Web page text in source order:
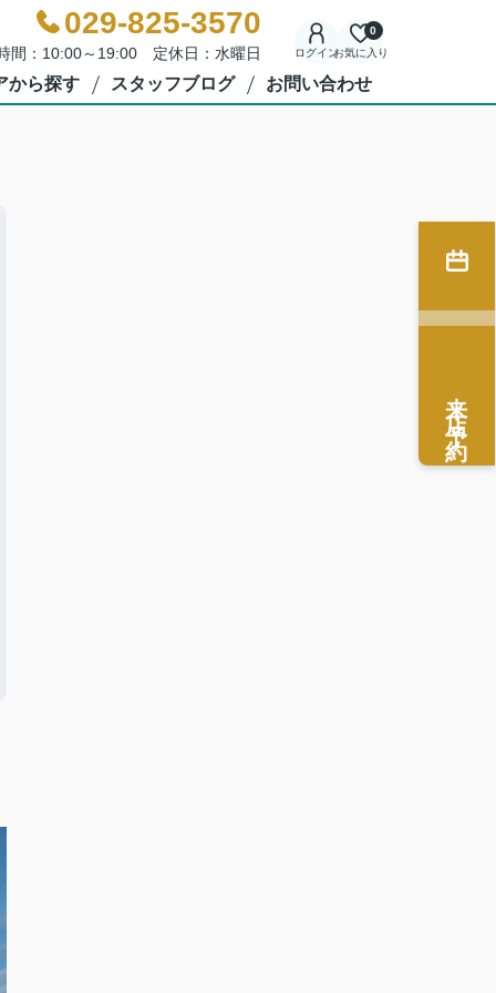
029-825-3570
間：10:00～19:00 定休日：水曜日 ログインお気に入り
0
から探す スタッフブログ お問い合わせ
来店予約